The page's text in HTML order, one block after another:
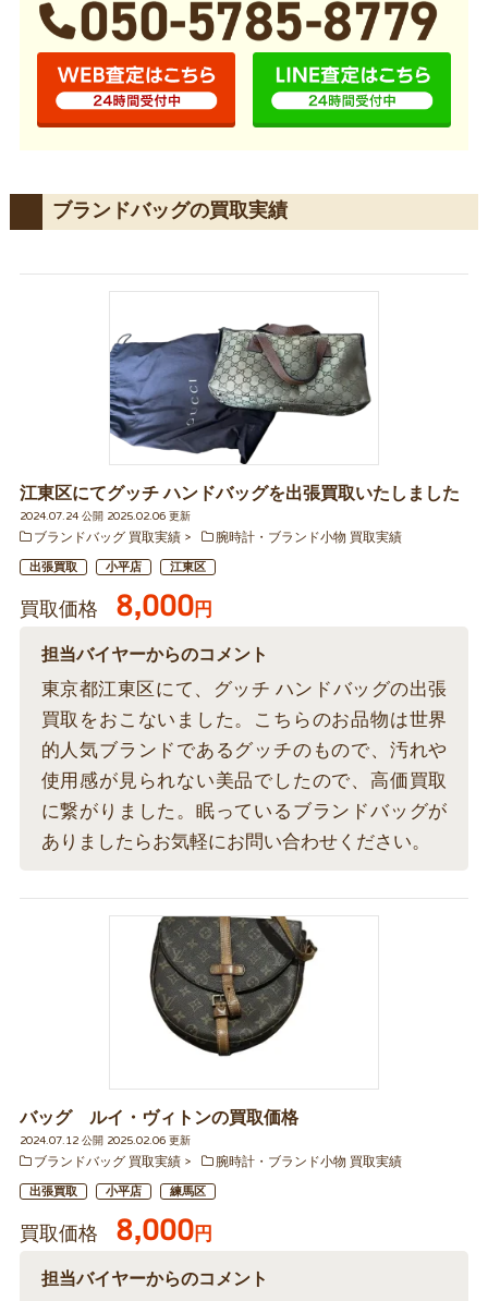
ブランドバッグの買取実績
江東区にてグッチ ハンドバッグを出張買取いたしました
2024.07.24 公開 2025.02.06 更新
ブランドバッグ 買取実績
腕時計・ブランド小物 買取実績
出張買取 小平店 江東区
買取価格 8,000円
担当バイヤーからのコメント
東京都江東区にて、グッチ ハンドバッグの出張
買取をおこないました。こちらのお品物は世界
的人気ブランドであるグッチのもので、汚れや
使用感が見られない美品でしたので、高価買取
に繋がりました。眠っているブランドバッグが
ありましたらお気軽にお問い合わせください。
バッグ ルイ・ヴィトンの買取価格
2024.07.12 公開 2025.02.06 更新
ブランドバッグ 買取実績
腕時計・ブランド小物 買取実績
出張買取 小平店 練馬区
買取価格 8,000円
担当バイヤーからのコメント